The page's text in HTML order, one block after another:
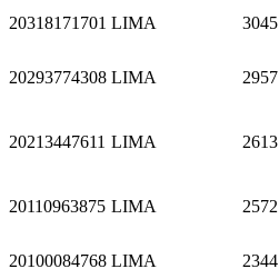
20318171701 LIMA
20293774308 LIMA
20213447611 LIMA
20110963875 LIMA
20100084768 LIMA